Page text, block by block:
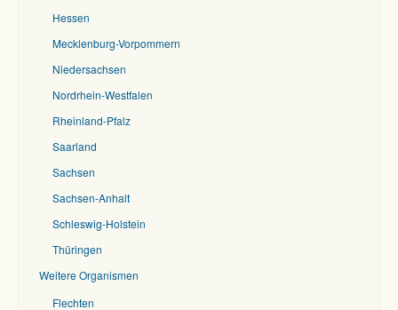
Hessen
Mecklenburg-Vorpommern
Niedersachsen
Nordrhein-Westfalen
Rheinland-Pfalz
Saarland
Sachsen
Sachsen-Anhalt
Schleswig-Holstein
Thüringen
Weitere Organismen
Flechten